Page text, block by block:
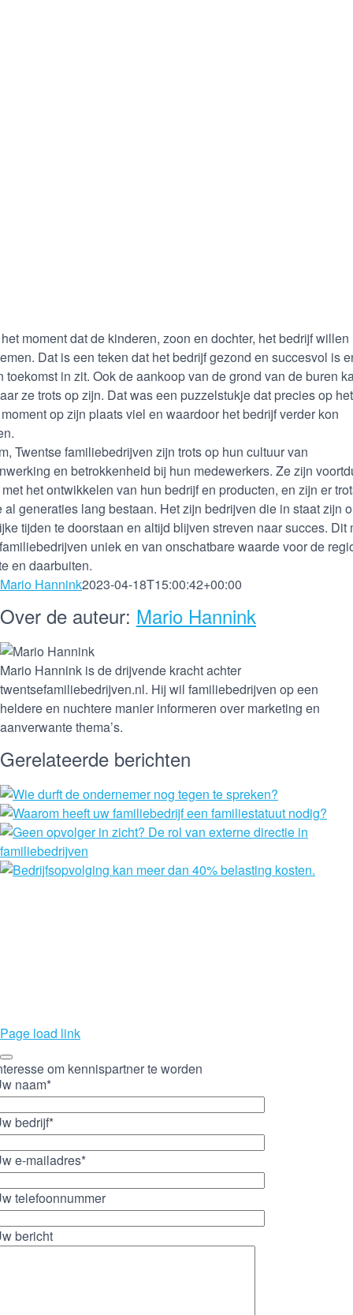
moment dat de kinderen, zoon en dochter, het bedrijf willen
Dat is een teken dat het bedrijf gezond en succesvol is
toekomst in zit. Ook de aankoop van de grond van de buren
ze trots op zijn. Dat was een puzzelstukje dat precies op het
op zijn plaats viel en waardoor het bedrijf verder kon
Twentse familiebedrijven zijn trots op hun cultuur van
en betrokkenheid bij hun medewerkers. Ze zijn
het ontwikkelen van hun bedrijf en producten, en zijn er
al generaties lang bestaan. Het zijn bedrijven die in staat zijn
tijden te doorstaan en altijd blijven streven naar succes. Dit
uniek en van onschatbare waarde voor de
en daarbuiten.
Mario Hannink2023-04-18T15:00:42+00:00
Over de auteur: Mario Hannink
Mario Hannink is de drijvende kracht achter
twentsefamiliebedrijven.nl. Hij wil familiebedrijven op een
heldere en nuchtere manier informeren over marketing en
aanverwante thema’s.
Gerelateerde berichten
Page load link
om kennispartner te worden
naam*
bedrijf*
e-mailadres*
telefoonnummer
bericht